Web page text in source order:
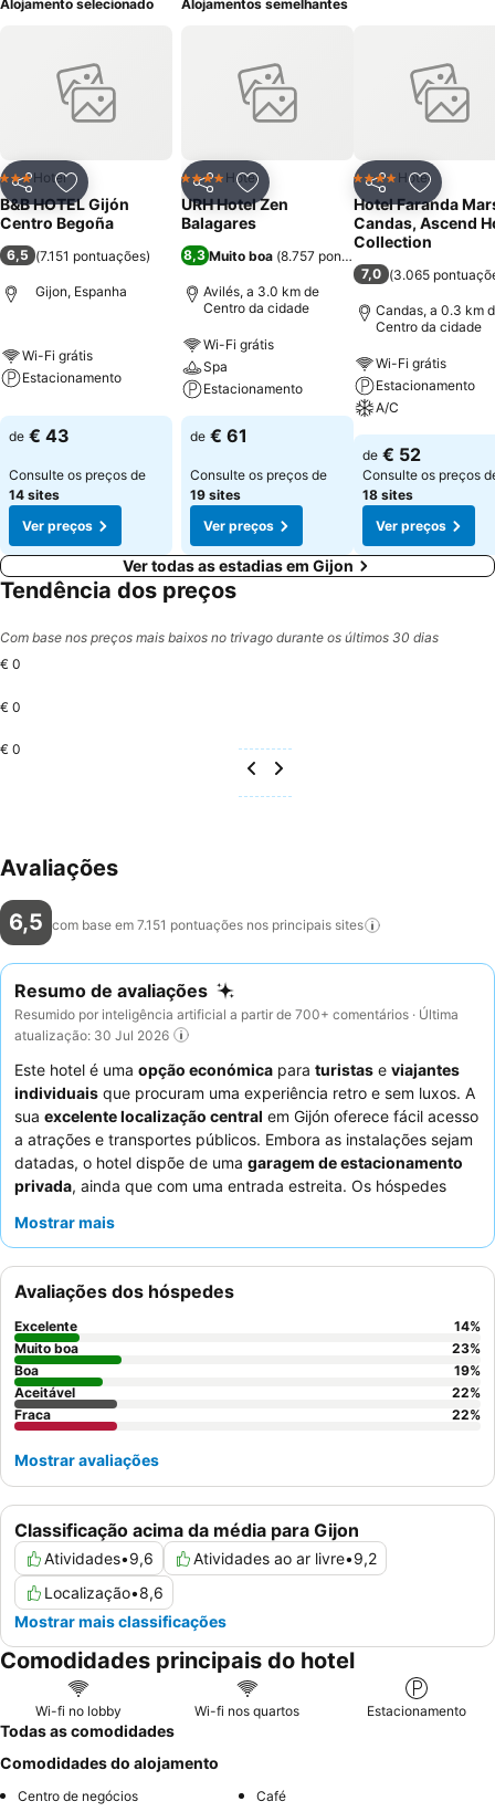
apenas 200m do hotel. A nível de alojamento, este hotel
uma casa de banho privativo em cada acomodação, sendo que
alguns quartos possuem varanda e uma pequena mesa secretária
com cadeiras. Poderá encontrar, igualmente, diversos serviços de
diariamente, restaurante, bar, recepção 24 horas, quartos para não
fumadores, serviço de quartos, lavandaria com limpeza a seco, sala
de conferências, assim como uma reprografia com fax e
fotocopiadora. De referir, ainda, que o hotel disponibiliza ligação à
Internet, gratuitamente.
Alojamento selecionado
PartilharAdicionar aos favoritos
3 Estrelas
Hotel
B&B HOTEL Gijón
Centro Begoña
6,5 (7.151 pontuações)
Gijon, Espanha
Wi-Fi grátis
Estacionamento
de € 43
Consulte os preços de
14 sites
Ver preços
Alojamentos semelhantes
PartilharAdicionar aos favoritos
4 EstrelasHotel
URH Hotel Zen
Balagares
8,3 Muito boa (8.757 pontuações
Avilés, a 3.0 km de
Centro da cidade
Wi-Fi grátis
Spa
Estacionamento
de € 61
Consulte os preços de
19 sites
Ver preços
Partilhar
4 EstrelasHotel
Hotel Faranda
Candas, Ascend
Collection
7,0 (3.065
Candas, a 0.3 km
Centro da cidade
Wi-Fi grátis
Estacionamento
A/C
de € 52
Consulte os preços
18 sites
Ver preços
Ver todas as estadias em Gijon
Tendência dos preços
Com base nos preços mais baixos no trivago durante os últimos 30 dias
€ 0
€ 0
€ 0
Avaliações
6,5 com base em 7.151 pontuações nos principais sites
Resumo de avaliações
Resumido por inteligência artificial a partir de 700+ comentários · Última
atualização: 30 Jul 2026
Este hotel é uma opção económica para turistas e viajantes
individuais que procuram uma experiência retro e sem luxos. A
sua excelente localização central em Gijón oferece fácil acesso
a atrações e transportes públicos. Embora as instalações sejam
datadas, o hotel dispõe de uma garagem de estacionamento
privada, ainda que com uma entrada estreita. Os hóspedes
simpatia e atenção excecionais, embora as ofertas de comida e
tranquila, considere pedir um quarto virado para o lado oposto à
rua devido a problemas de isolamento acústico.
Mostrar mais
Classificação acima da média para Gijon
Atividades•9,6 Atividades ao ar livre•9,2
Localização•8,6
Mostrar mais classificações
Avaliações dos hóspedes
Excelente 14%
Muito boa
23%
Boa
19%
Aceitável
22%
Fraca
22%
Mostrar avaliações
Comodidades principais do hotel
Wi-fi no lobby Wi-fi nos quartos Estacionamento
Todas as comodidades
Comodidades do alojamento
Centro de negócios
Café